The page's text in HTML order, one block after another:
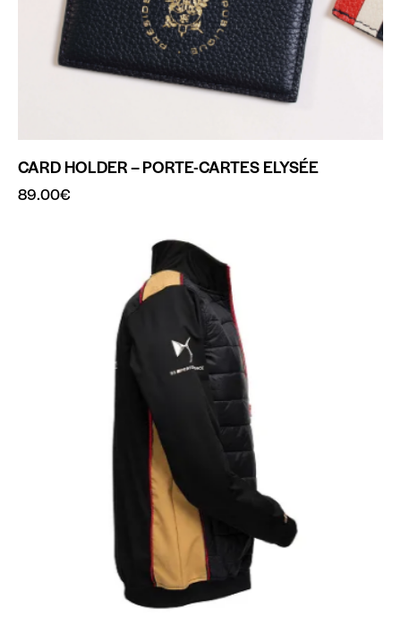
CARD HOLDER – PORTE-CARTES ELYSÉE
89.00€